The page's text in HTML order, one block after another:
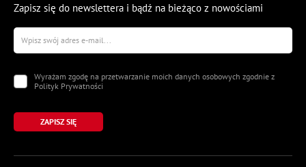
Zapisz się do newslettera i bądź na bieżąco z nowościami
ZAPISZ SIĘ
Wyrażam zgodę na przetwarzanie moich danych osobowych zgodnie z
Polityk Prywatności